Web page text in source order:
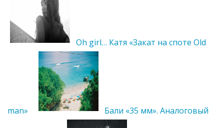
Oh girl… Катя «Закат на споте Old
man» Бали «35 мм». Аналоговый